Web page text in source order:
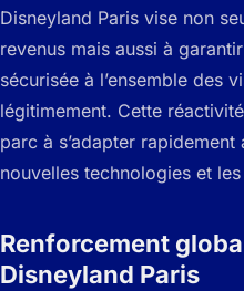
Disneyland Paris vise non
revenus mais aussi à
sécurisée à l’ensemble des
légitimement. Cette
parc à s’adapter
nouvelles technologies et
Renforcement
Disneyland Paris